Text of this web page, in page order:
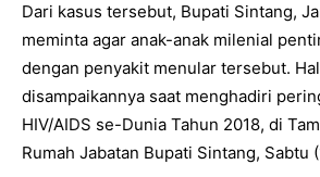
Dari kasus tersebut, Bupati Sintang,
meminta agar anak-anak milenial
dengan penyakit menular tersebut.
disampaikannya saat menghadiri
HIV/AIDS se-Dunia Tahun 2018, di
Rumah Jabatan Bupati Sintang, Sabtu